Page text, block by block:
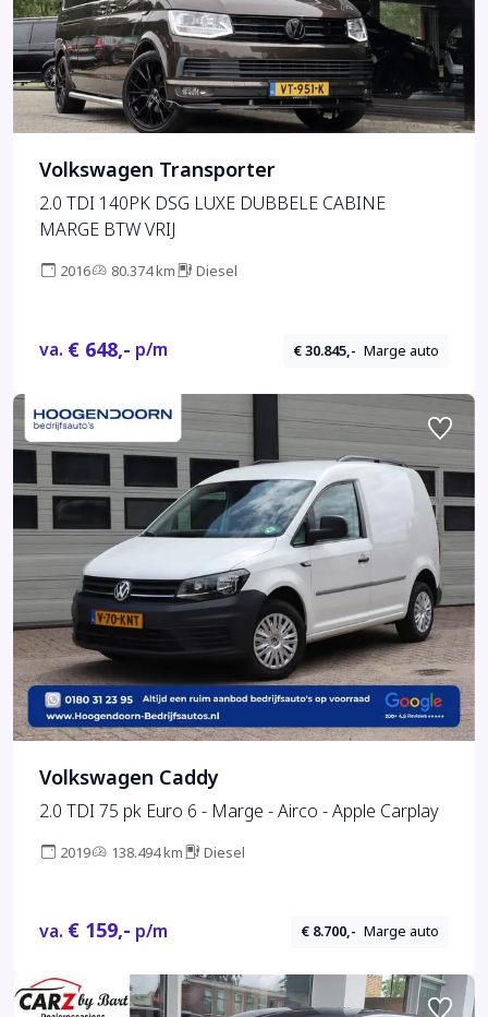
Volkswagen Transporter
2.0 TDI 140PK DSG LUXE DUBBELE CABINE
MARGE BTW VRIJ
2016 80.374 km Diesel
va. € 648,- p/m € 30.845,- Marge auto
Volkswagen Caddy
2.0 TDI 75 pk Euro 6 - Marge - Airco - Apple Carplay
2019 138.494 km Diesel
va. € 159,- p/m € 8.700,- Marge auto